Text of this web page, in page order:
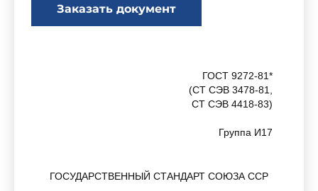
Заказать документ
ГОСТ 9272-81*
(СТ СЭВ 3478-81,
СТ СЭВ 4418-83)
Группа И17
ГОСУДАРСТВЕННЫЙ СТАНДАРТ СОЮЗА ССР